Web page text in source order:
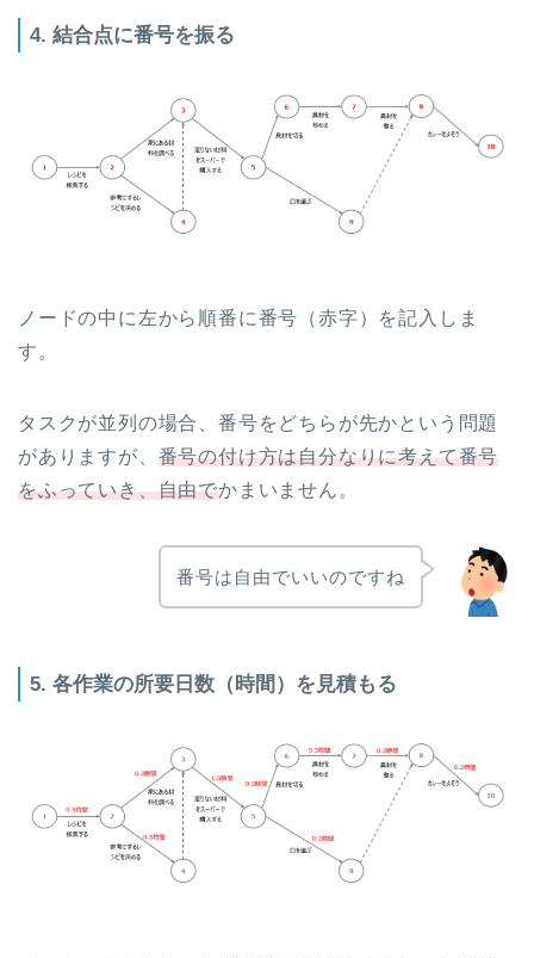
4. 結合点に番号を振る
ノードの中に左から順番に番号（赤字）を記入しま
す。
タスクが並列の場合、番号をどちらが先かという問題
がありますが、 番号の付け方は自分なりに考えて番号
をふっていき、自由でかまいません。
番号は自由でいいのですね
5. 各作業の所要日数（時間）を見積もる